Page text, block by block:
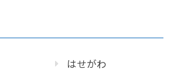
はせがわ